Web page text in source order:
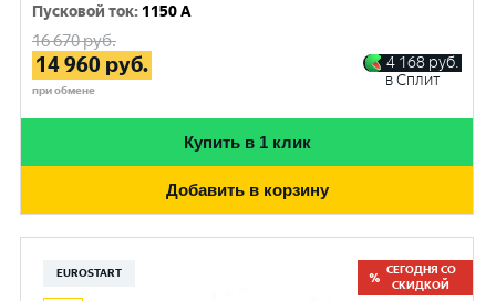
Пусковой ток: 1150 A
16 670руб.
14 960 руб.
при обмене
4 168 руб.
в Сплит
Купить в 1 клик
Добавить в корзину
EUROSTART
СЕГОДНЯ СО
СКИДКОЙ